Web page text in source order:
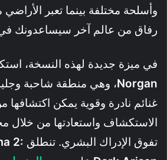
وأسلحة مختلفة بينما تعبر الأراضي
رفاق من عالم آخر سيساعدونك
في ميزة جديدة لهذه النسخة،
Norgan، وهي منطقة شاحبة
غنائم نادرة وقوية يمكن اكتشافها
الاستكشاف واستعادتها من خلال
تفوق الإدراك البشري. تنطلق 2: